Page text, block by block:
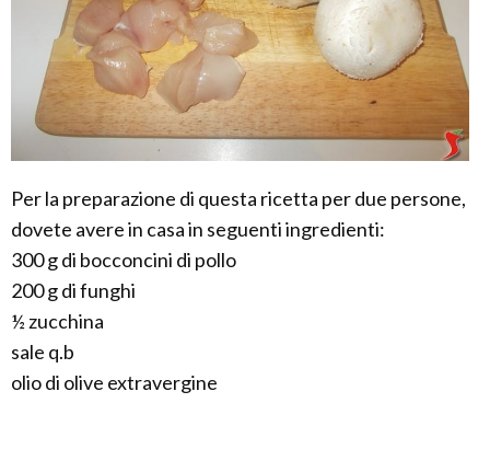
Per la preparazione di questa ricetta per due persone,
dovete avere in casa in seguenti ingredienti:
300 g di bocconcini di pollo
200 g di funghi
½ zucchina
sale q.b
olio di olive extravergine